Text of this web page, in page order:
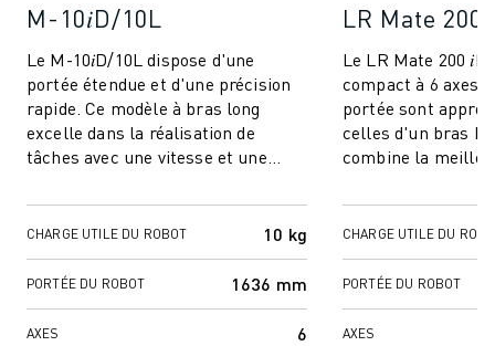
M-10𝑖D/10L
Le M-10𝑖D/10L dispose d'une
portée étendue et d'une précision
rapide. Ce modèle à bras long
excelle dans la réalisation de
tâches avec une vitesse et une
et son ...
CHARGE UTILE DU ROBOT 10 kg
PORTÉE DU ROBOT 1636 mm
AXES 6
LR Mate 200
Le LR Mate 200
compact à 6 axes
portée sont
celles d'un bras
combine la
...
CHARGE UTILE DU
PORTÉE DU ROBOT
AXES